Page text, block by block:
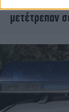
μετέτρεπαν